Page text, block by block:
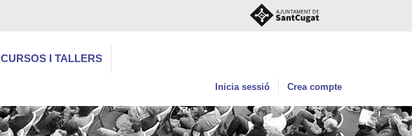
CURSOS I TALLERS
Inicia sessió Crea compte